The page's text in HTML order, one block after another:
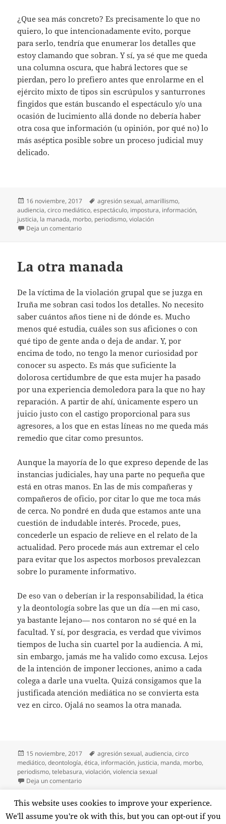
¿Que sea más concreto? Es precisamente lo que no
quiero, lo que intencionadamente evito, porque
para serlo, tendría que enumerar los detalles que
estoy clamando que sobran. Y sí, ya sé que me queda
una columna oscura, que habrá lectores que se
pierdan, pero lo prefiero antes que enrolarme en el
ejército mixto de tipos sin escrúpulos y santurrones
fingidos que están buscando el espectáculo y/o una
ocasión de lucimiento allá donde no debería haber
otra cosa que información (u opinión, por qué no) lo
más aséptica posible sobre un proceso judicial muy
delicado.
Publicado
el
16 noviembre, 2017 Etiquetas
agresión sexual,amarillismo,
audiencia,circo mediático,espectáculo, impostura, información,
justicia, la manada, morbo, periodismo,violación
Deja un comentarioen La otra manada (2)
La otra manada
De la víctima de la violación grupal que se juzga en
Iruña me sobran casi todos los detalles. No necesito
saber cuántos años tiene ni de dónde es. Mucho
menos qué estudia, cuáles son sus aficiones o con
qué tipo de gente anda o deja de andar. Y, por
encima de todo, no tengo la menor curiosidad por
conocer su aspecto. Es más que suficiente la
dolorosa certidumbre de que esta mujer ha pasado
por una experiencia demoledora para la que no hay
reparación. A partir de ahí, únicamente espero un
juicio justo con el castigo proporcional para sus
agresores, a los que en estas líneas no me queda más
remedio que citar como presuntos.
Aunque la mayoría de lo que expreso depende de las
instancias judiciales, hay una parte no pequeña que
está en otras manos. En las de mis compañeras y
compañeros de oficio, por citar lo que me toca más
de cerca. No pondré en duda que estamos ante una
cuestión de indudable interés. Procede, pues,
concederle un espacio de relieve en el relato de la
actualidad. Pero procede más aun extremar el celo
para evitar que los aspectos morbosos prevalezcan
sobre lo puramente informativo.
De eso van o deberían ir la responsabilidad, la ética
y la deontología sobre las que un día —en mi caso,
ya bastante lejano— nos contaron no sé qué en la
facultad. Y sí, por desgracia, es verdad que vivimos
tiempos de lucha sin cuartel por la audiencia. A mi,
sin embargo, jamás me ha valido como excusa. Lejos
de la intención de imponer lecciones, animo a cada
colega a darle una vuelta. Quizá consigamos que la
justificada atención mediática no se convierta esta
vez en circo. Ojalá no seamos la otra manada.
Publicado
el
15 noviembre, 2017 Etiquetas
agresión sexual,audiencia,circo
mediático,deontología,ética, información, justicia, manda, morbo,
periodismo,telebasura,violación,violencia sexual
Deja un comentarioen La otra manada
Paginación
de
PÁGINA1
This website uses cookies to improve your experience.
We'll assume you're ok with this, but you can opt-out if you